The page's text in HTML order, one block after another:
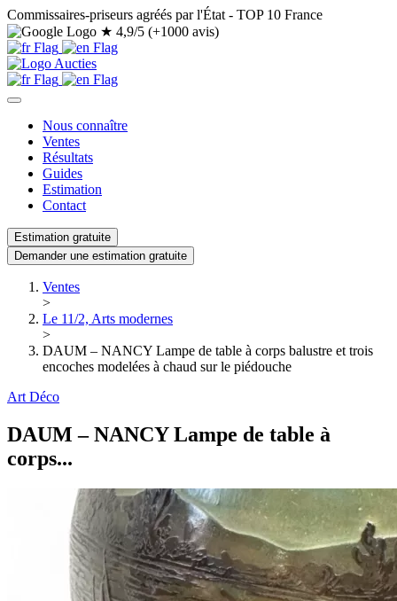
Commissaires-priseurs agréés par l'État - TOP 10 France
★ 4,9/5 (+1000 avis)
Nous connaître
Ventes
Résultats
Guides
Estimation
Contact
Estimation gratuite
Demander une estimation gratuite
Ventes
>
Le 11/2, Arts modernes
>
DAUM – NANCY Lampe de table à corps balustre et trois
encoches modelées à chaud sur le piédouche
Art Déco
DAUM – NANCY Lampe de table à
corps...